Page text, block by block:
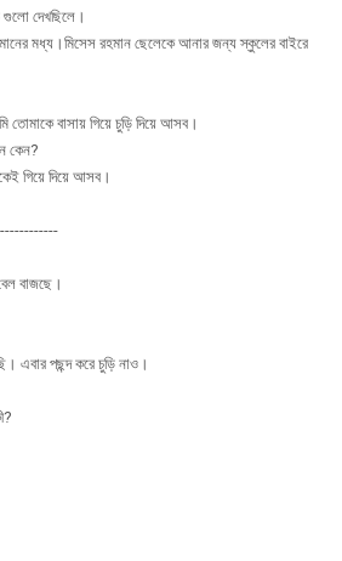
গুলো দেখছিলে।
মধ্য।মিসেস রহমান ছেলেকে আনার জন্য স্কুলের বাইরে
তোমাকে বাসায় গিয়ে চুড়ি দিয়ে আসব।
কেন?
গিয়ে দিয়ে আসব।
বাজছে।
এবার পছন্দ করে চুড়ি নাও।